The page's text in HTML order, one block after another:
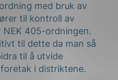
med bruk av
til kontroll av
405-ordningen.
til dette da man så
til å utvide
i distriktene.